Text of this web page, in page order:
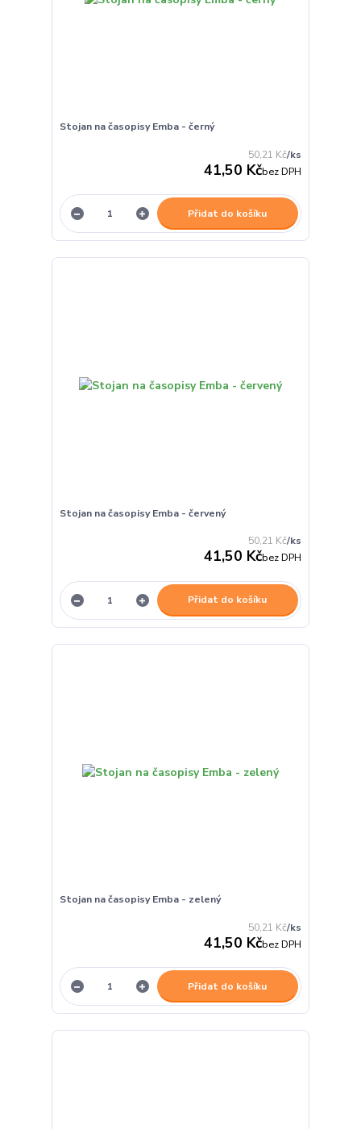
Stojan na časopisy Emba - černý
50,21 Kč/ks
41,50 Kčbez DPH
Přidat do košíku
Stojan na časopisy Emba - červený
50,21 Kč/ks
41,50 Kčbez DPH
Přidat do košíku
Stojan na časopisy Emba - zelený
50,21 Kč/ks
41,50 Kčbez DPH
Přidat do košíku